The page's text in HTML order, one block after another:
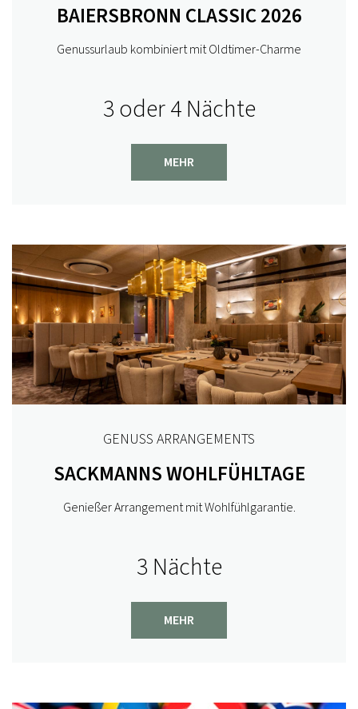
BAIERSBRONN CLASSIC 2026
Genussurlaub kombiniert mit Oldtimer-Charme
3 oder 4 Nächte
MEHR
GENUSS ARRANGEMENTS
SACKMANNS WOHLFÜHLTAGE
Genießer Arrangement mit Wohlfühlgarantie.
3 Nächte
MEHR